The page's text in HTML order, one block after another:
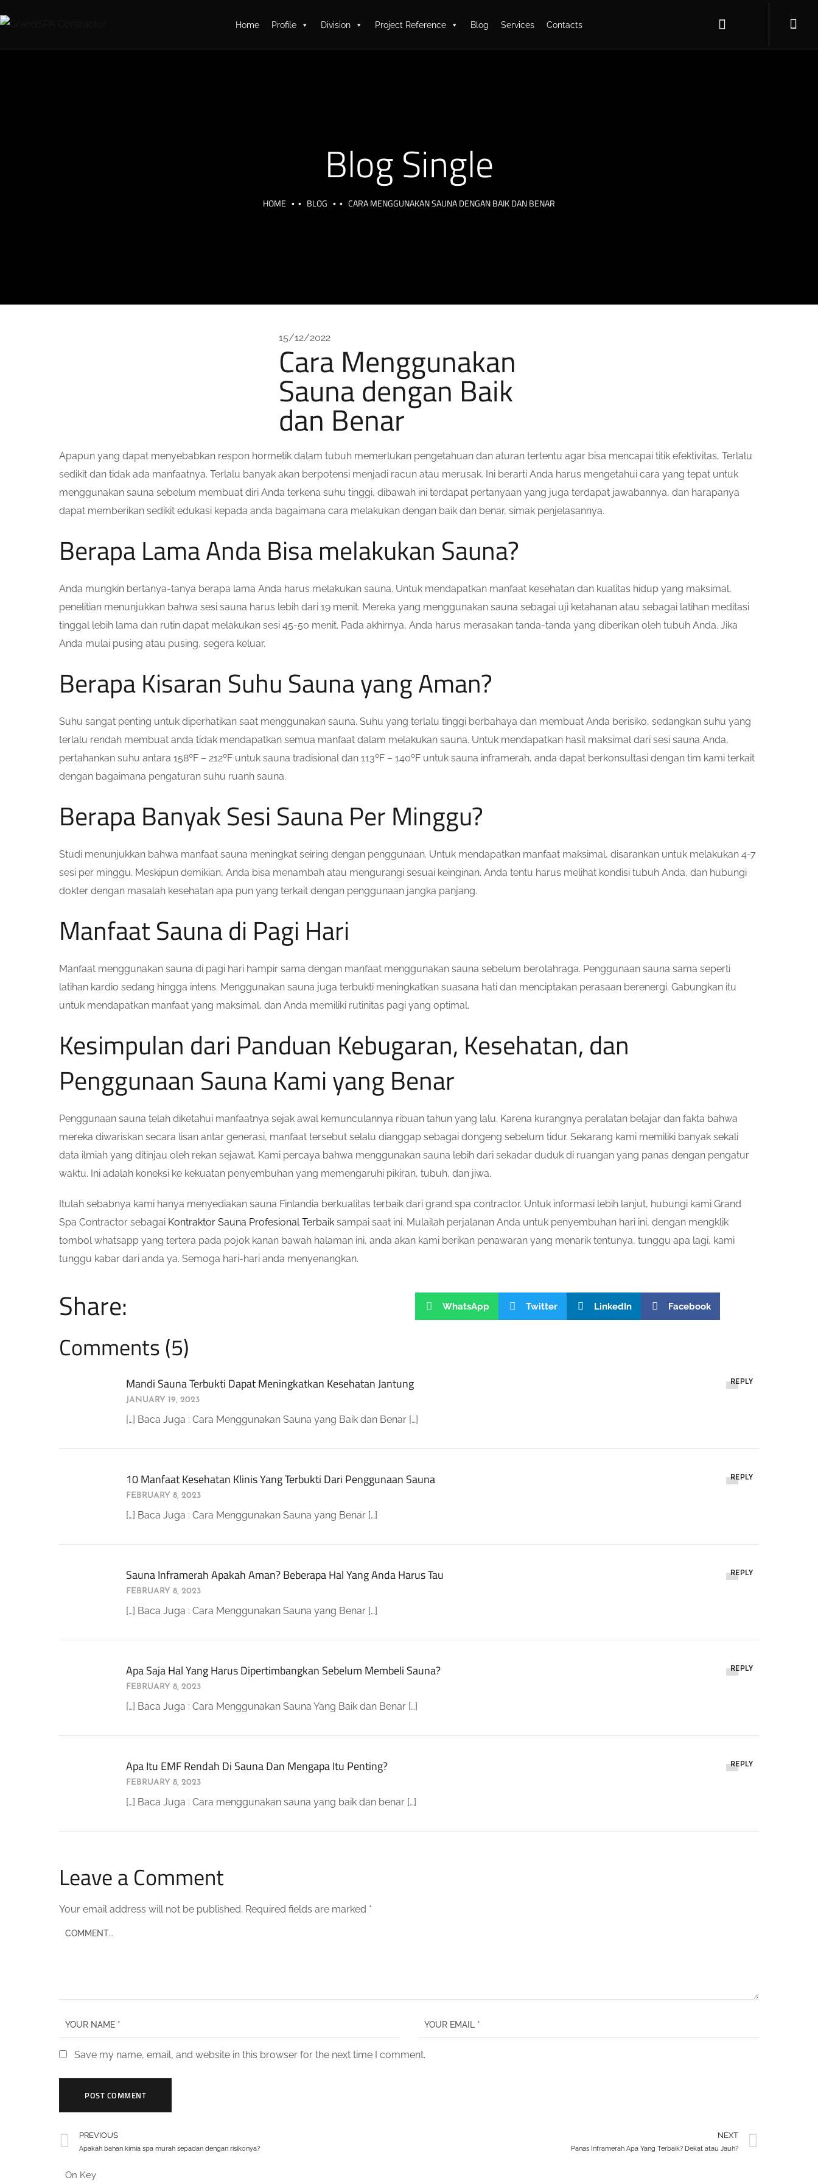
Home Profile Division Project Reference Blog Services Contacts
Blog Single
HOME BLOG CARA MENGGUNAKAN SAUNA DENGAN BAIK DAN BENAR
15/12/2022
Cara Menggunakan
Sauna dengan Baik
dan Benar
Apapun yang dapat menyebabkan respon hormetik dalam tubuh memerlukan pengetahuan dan aturan tertentu agar bisa mencapai titik efektivitas, Terlalu
sedikit dan tidak ada manfaatnya. Terlalu banyak akan berpotensi menjadi racun atau merusak. Ini berarti Anda harus mengetahui cara yang tepat untuk
menggunakan sauna sebelum membuat diri Anda terkena suhu tinggi, dibawah ini terdapat pertanyaan yang juga terdapat jawabannya, dan harapanya
dapat memberikan sedikit edukasi kepada anda bagaimana cara melakukan dengan baik dan benar, simak penjelasannya.
Berapa Lama Anda Bisa melakukan Sauna?
Anda mungkin bertanya-tanya berapa lama Anda harus melakukan sauna. Untuk mendapatkan manfaat kesehatan dan kualitas hidup yang maksimal,
penelitian menunjukkan bahwa sesi sauna harus lebih dari 19 menit. Mereka yang menggunakan sauna sebagai uji ketahanan atau sebagai latihan meditasi
tinggal lebih lama dan rutin dapat melakukan sesi 45-50 menit. Pada akhirnya, Anda harus merasakan tanda-tanda yang diberikan oleh tubuh Anda. Jika
Anda mulai pusing atau pusing, segera keluar.
Berapa Kisaran Suhu Sauna yang Aman?
Suhu sangat penting untuk diperhatikan saat menggunakan sauna. Suhu yang terlalu tinggi berbahaya dan membuat Anda berisiko, sedangkan suhu yang
terlalu rendah membuat anda tidak mendapatkan semua manfaat dalam melakukan sauna. Untuk mendapatkan hasil maksimal dari sesi sauna Anda,
pertahankan suhu antara 158ºF – 212ºF untuk sauna tradisional dan 113ºF – 140ºF untuk sauna inframerah, anda dapat berkonsultasi dengan tim kami terkait
dengan bagaimana pengaturan suhu ruanh sauna.
Berapa Banyak Sesi Sauna Per Minggu?
Studi menunjukkan bahwa manfaat sauna meningkat seiring dengan penggunaan. Untuk mendapatkan manfaat maksimal, disarankan untuk melakukan 4-7
sesi per minggu. Meskipun demikian, Anda bisa menambah atau mengurangi sesuai keinginan. Anda tentu harus melihat kondisi tubuh Anda, dan hubungi
dokter dengan masalah kesehatan apa pun yang terkait dengan penggunaan jangka panjang.
Manfaat Sauna di Pagi Hari
Manfaat menggunakan sauna di pagi hari hampir sama dengan manfaat menggunakan sauna sebelum berolahraga. Penggunaan sauna sama seperti
latihan kardio sedang hingga intens. Menggunakan sauna juga terbukti meningkatkan suasana hati dan menciptakan perasaan berenergi. Gabungkan itu
untuk mendapatkan manfaat yang maksimal, dan Anda memiliki rutinitas pagi yang optimal.
Kesimpulan dari Panduan Kebugaran, Kesehatan, dan
Penggunaan Sauna Kami yang Benar
Penggunaan sauna telah diketahui manfaatnya sejak awal kemunculannya ribuan tahun yang lalu. Karena kurangnya peralatan belajar dan fakta bahwa
mereka diwariskan secara lisan antar generasi, manfaat tersebut selalu dianggap sebagai dongeng sebelum tidur. Sekarang kami memiliki banyak sekali
data ilmiah yang ditinjau oleh rekan sejawat. Kami percaya bahwa menggunakan sauna lebih dari sekadar duduk di ruangan yang panas dengan pengatur
waktu. Ini adalah koneksi ke kekuatan penyembuhan yang memengaruhi pikiran, tubuh, dan jiwa.
Itulah sebabnya kami hanya menyediakan sauna Finlandia berkualitas terbaik dari grand spa contractor. Untuk informasi lebih lanjut, hubungi kami Grand
Spa Contractor sebagai Kontraktor Sauna Profesional Terbaik sampai saat ini. Mulailah perjalanan Anda untuk penyembuhan hari ini, dengan mengklik
tombol whatsapp yang tertera pada pojok kanan bawah halaman ini, anda akan kami berikan penawaran yang menarik tentunya, tunggu apa lagi, kami
tunggu kabar dari anda ya. Semoga hari-hari anda menyenangkan.
Share: WhatsApp Twitter LinkedIn Facebook
Comments (5)
Mandi Sauna Terbukti Dapat Meningkatkan Kesehatan Jantung
JANUARY 19, 2023
REPLY
[…] Baca Juga : Cara Menggunakan Sauna yang Baik dan Benar […]
10 Manfaat Kesehatan Klinis Yang Terbukti Dari Penggunaan Sauna
FEBRUARY 8, 2023
REPLY
[…] Baca Juga : Cara Menggunakan Sauna yang Benar […]
Sauna Inframerah Apakah Aman? Beberapa Hal Yang Anda Harus Tau
FEBRUARY 8, 2023
REPLY
[…] Baca Juga : Cara Menggunakan Sauna yang Benar […]
Apa Saja Hal Yang Harus Dipertimbangkan Sebelum Membeli Sauna?
FEBRUARY 8, 2023
REPLY
[…] Baca Juga : Cara Menggunakan Sauna Yang Baik dan Benar […]
Apa Itu EMF Rendah Di Sauna Dan Mengapa Itu Penting?
FEBRUARY 8, 2023
REPLY
[…] Baca Juga : Cara menggunakan sauna yang baik dan benar […]
Leave a Comment
Your email address will not be published. Required fields are marked *
Save my name, email, and website in this browser for the next time I comment.
PREVIOUS
Apakah bahan kimia spa murah sepadan dengan risikonya?
NEXT
Panas Inframerah Apa Yang Terbaik? Dekat atau Jauh?
On Key